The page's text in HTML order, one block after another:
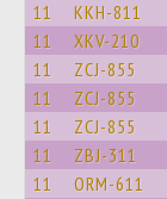
11 KKH-811
11 XKV-210
11 ZCJ-855
11 ZCJ-855
11 ZCJ-855
11 ZBJ-311
11 ORM-611